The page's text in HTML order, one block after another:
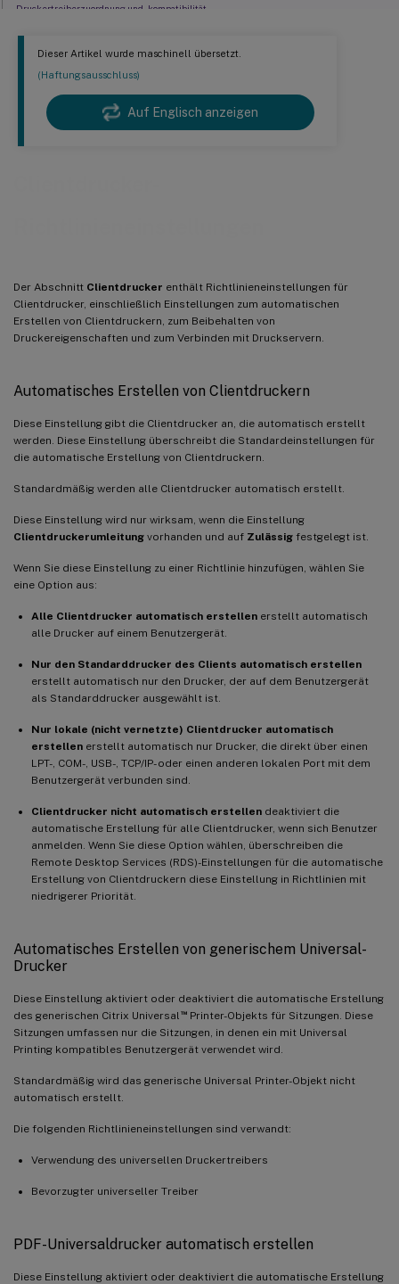
Dieser Artikel wurde maschinell übersetzt.
(Haftungsausschluss)
Auf Englisch anzeigen
Der Abschnitt Clientdrucker enthält Richtlinieneinstellungen für
Clientdrucker, einschließlich Einstellungen zum automatischen
Erstellen von Clientdruckern, zum Beibehalten von
Druckereigenschaften und zum Verbinden mit Druckservern.
Automatisches Erstellen von Clientdruckern
Diese Einstellung gibt die Clientdrucker an, die automatisch erstellt
werden. Diese Einstellung überschreibt die Standardeinstellungen für
die automatische Erstellung von Clientdruckern.
Standardmäßig werden alle Clientdrucker automatisch erstellt.
Diese Einstellung wird nur wirksam, wenn die Einstellung
Clientdruckerumleitung vorhanden und auf Zulässig festgelegt ist.
Wenn Sie diese Einstellung zu einer Richtlinie hinzufügen, wählen Sie
eine Option aus:
Alle Clientdrucker automatisch erstellen erstellt automatisch
alle Drucker auf einem Benutzergerät.
Nur den Standarddrucker des Clients automatisch erstellen
erstellt automatisch nur den Drucker, der auf dem Benutzergerät
als Standarddrucker ausgewählt ist.
Nur lokale (nicht vernetzte) Clientdrucker automatisch
erstellen erstellt automatisch nur Drucker, die direkt über einen
LPT-, COM-, USB-, TCP/IP- oder einen anderen lokalen Port mit dem
Benutzergerät verbunden sind.
Clientdrucker nicht automatisch erstellen deaktiviert die
automatische Erstellung für alle Clientdrucker, wenn sich Benutzer
anmelden. Wenn Sie diese Option wählen, überschreiben die
Remote Desktop Services (RDS)-Einstellungen für die automatische
Erstellung von Clientdruckern diese Einstellung in Richtlinien mit
niedrigerer Priorität.
Automatisches Erstellen von generischem Universal-
Drucker
Diese Einstellung aktiviert oder deaktiviert die automatische Erstellung
des generischen Citrix Universal ™Printer-Objekts für Sitzungen. Diese
Sitzungen umfassen nur die Sitzungen, in denen ein mit Universal
Printing kompatibles Benutzergerät verwendet wird.
Standardmäßig wird das generische Universal Printer-Objekt nicht
automatisch erstellt.
Die folgenden Richtlinieneinstellungen sind verwandt:
Verwendung des universellen Druckertreibers
Bevorzugter universeller Treiber
PDF-Universaldrucker automatisch erstellen
Diese Einstellung aktiviert oder deaktiviert die automatische Erstellung
Druckertreiberzuordnung und -kompatibilität
Beibehaltung der Druckereigenschaften